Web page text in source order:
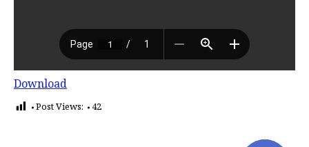
Download
Post Views: 42